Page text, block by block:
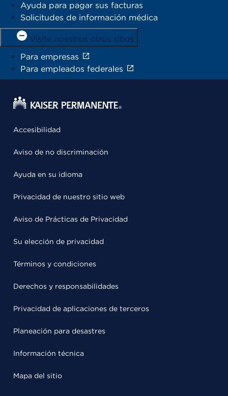
Ayuda para pagar sus facturas
Solicitudes de información médica
Visite nuestros otros sitios
Para empresas
Para empleados federales
Accesibilidad
Aviso de no discriminación
Ayuda en su idioma
Privacidad de nuestro sitio web
Aviso de Prácticas de Privacidad
Su elección de privacidad
Términos y condiciones
Derechos y responsabilidades
Privacidad de aplicaciones de terceros
Planeación para desastres
Información técnica
Mapa del sitio